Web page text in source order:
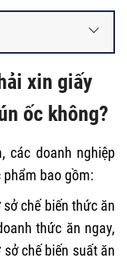
xin giấy
ốc không?
các doanh nghiệp
phẩm bao gồm:
chế biến thức ăn
thức ăn ngay,
chế biến suất ăn